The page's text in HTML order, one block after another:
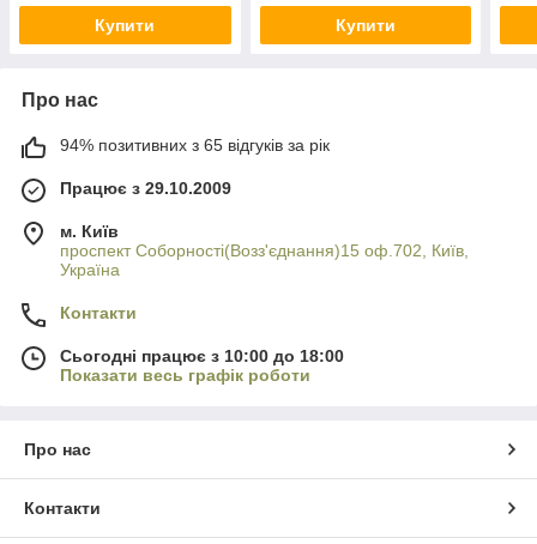
Купити Купити
Про нас
94% позитивних з 65 відгуків за рік
Працює з 29.10.2009
м. Київ
проспект Соборності(Возз'єднання)15 оф.702, Київ,
Україна
Контакти
Сьогодні працює з 10:00 до 18:00
Показати весь графік роботи
Про нас
Контакти